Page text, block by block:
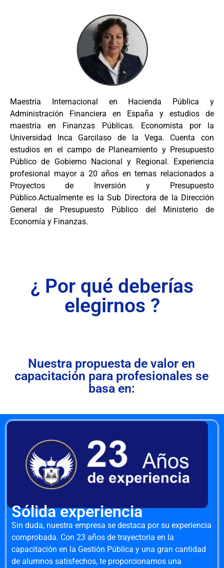
Maestría Internacional en Hacienda Pública y
Administración Financiera en España y estudios de
maestría en Finanzas Públicas. Economista por la
Universidad Inca Garcilaso de la Vega. Cuenta con
estudios en el campo de Planeamiento y Presupuesto
Público de Gobierno Nacional y Regional. Experiencia
profesional mayor a 20 años en temas relacionados a
Proyectos de Inversión y Presupuesto
Público.Actualmente es la Sub Directora de la Dirección
General de Presupuesto Público del Ministerio de
Economía y Finanzas.
¿ Por qué deberías
elegirnos ?
Nuestra propuesta de valor en
capacitación para profesionales se
basa en:
Sólida experiencia
Sin duda, nuestra empresa se destaca por su experiencia
comprobada. Con 23 años de trayectoria en la
capacitación en la Gestión Pública y una gran cantidad
de alumnos satisfechos, te proporcionamos una